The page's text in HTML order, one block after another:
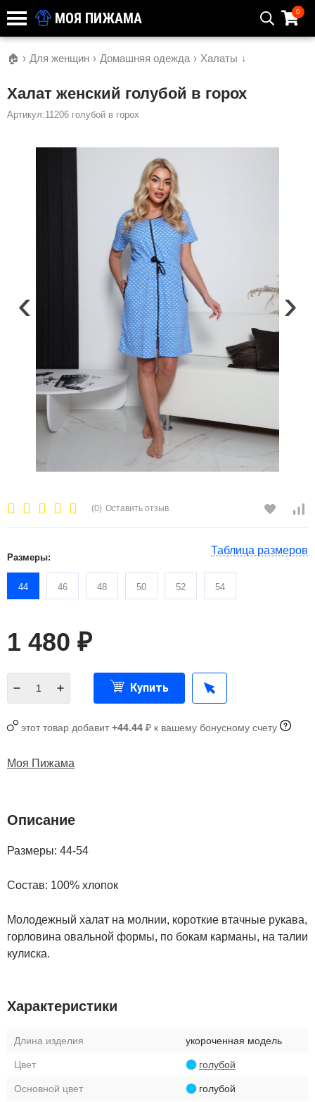
МОЯ ПИЖАМА 0
🏠 › Для женщин › Домашняя одежда › Халаты ↓
Халат женский голубой в горох
Артикул:11206 голубой в горох
‹ ›
(0) Оставить отзыв
Таблица размеров
Размеры:
44 46 48 50 52 54
1 480 ₽
Купить
этот товар добавит+44.44 ₽ к вашему бонусному счету
Моя Пижама
Описание
Размеры: 44-54
Состав: 100% хлопок
Молодежный халат на молнии, короткие втачные рукава,
горловина овальной формы, по бокам карманы, на талии
кулиска.
Характеристики
Длина изделия укороченная модель
Цвет голубой
Основной цвет голубой